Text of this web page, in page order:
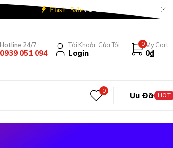
Flash SaleVề Chúng Tôi Blog
Hotline 24/7
0939 051 094
Tài Khoản Của Tôi
Login
0 My Cart
0₫
0 Ưu Đãi HOT